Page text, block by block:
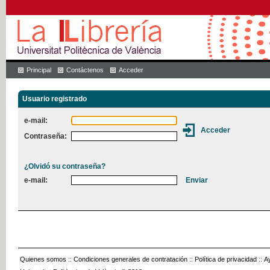
Principal Contáctenos Acceder
Usuario registrado
e-mail:
Contraseña:
¿Olvidó su contraseña?
e-mail:
Quienes somos :: Condiciones generales de contratación :: Política de privacidad ::